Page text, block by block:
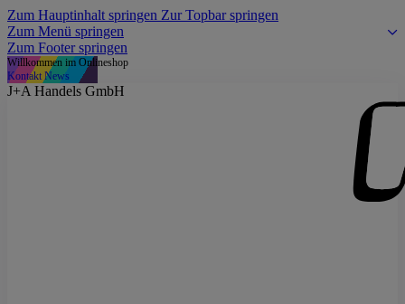
Zum Hauptinhalt springen Zur Topbar springen
Zum Menü springen
Zum Footer springen
Willkommen im Onlineshop
Kontakt News
J+A Handels GmbH